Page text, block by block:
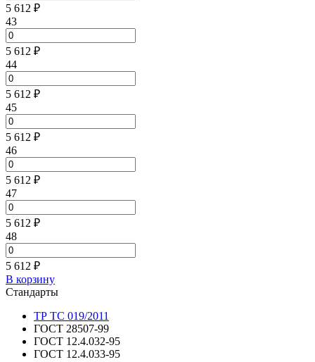
5 612 ₽
43
5 612 ₽
44
5 612 ₽
45
5 612 ₽
46
5 612 ₽
47
5 612 ₽
48
5 612 ₽
В корзину
Стандарты
ТР ТС 019/2011
ГОСТ 28507-99
ГОСТ 12.4.032-95
ГОСТ 12.4.033-95